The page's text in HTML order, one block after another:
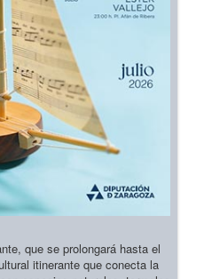
que se prolongará hasta el
itinerante que conecta la